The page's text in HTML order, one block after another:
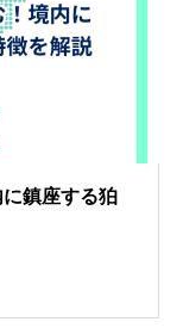
鎮座する狛